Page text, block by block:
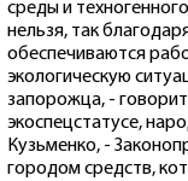
среды и
нельзя, так
обеспечиваются
экологическую
запорожца, -
экоспецстатусе,
Кузьменко, -
городом средств,